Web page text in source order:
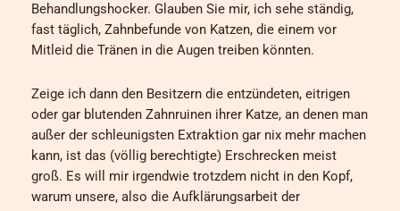
Behandlungshocker. Glauben Sie mir, ich sehe ständig,
fast täglich, Zahnbefunde von Katzen, die einem vor
Mitleid die Tränen in die Augen treiben könnten.
Zeige ich dann den Besitzern die entzündeten, eitrigen
oder gar blutenden Zahnruinen ihrer Katze, an denen man
außer der schleunigsten Extraktion gar nix mehr machen
kann, ist das (völlig berechtigte) Erschrecken meist
groß. Es will mir irgendwie trotzdem nicht in den Kopf,
warum unsere, also die Aufklärungsarbeit der